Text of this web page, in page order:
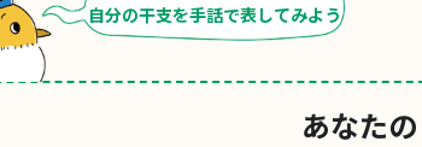
自分の干支を手話で表してみよう
あなたの